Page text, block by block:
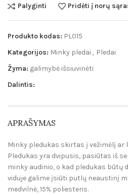
Palyginti Pridėti į norų
Produkto kodas: PL015
Kategorijos: Minky pledai , Pledai
Žyma: galimybė išsiuvinėti
Dalintis:
APRAŠYMAS
Minky pledukas skirtas į vežimėlį ar
Pledukas yra dvipusis, pasiūtas iš
minky audinio, o kad pledukas būtų
viduje galime įsiūti putlų neaustinį
medvilnė, 15% poliesteris.